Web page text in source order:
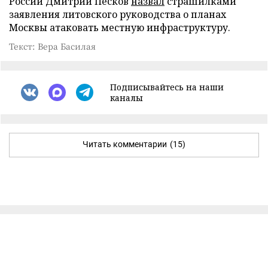
заявления литовского руководства о планах
Москвы атаковать местную инфраструктуру.
Текст: Вера Басилая
Подписывайтесь на наши
каналы
Читать комментарии (15)